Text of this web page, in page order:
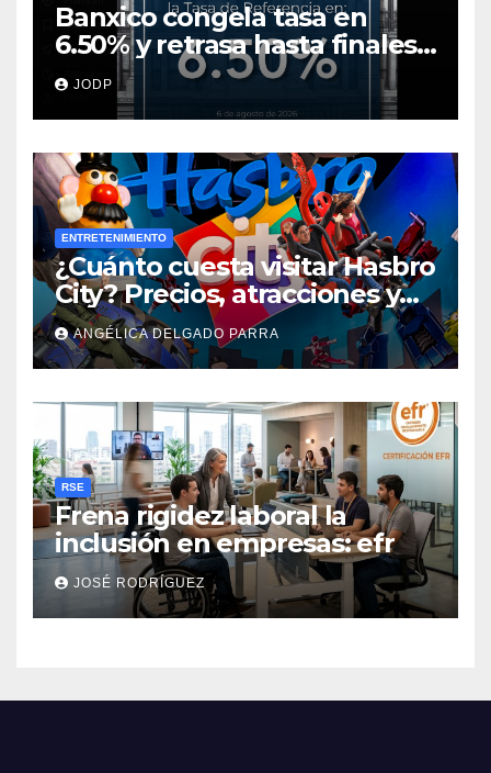
Banxico congela tasa en
6.50% y retrasa hasta finales
de 2027 la meta de inflación
JODP
ENTRETENIMIENTO
¿Cuánto cuesta visitar Hasbro
City? Precios, atracciones y
actividades de Summer Fest
ANGÉLICA DELGADO PARRA
RSE
Frena rigidez laboral la
inclusión en empresas: efr
JOSÉ RODRÍGUEZ